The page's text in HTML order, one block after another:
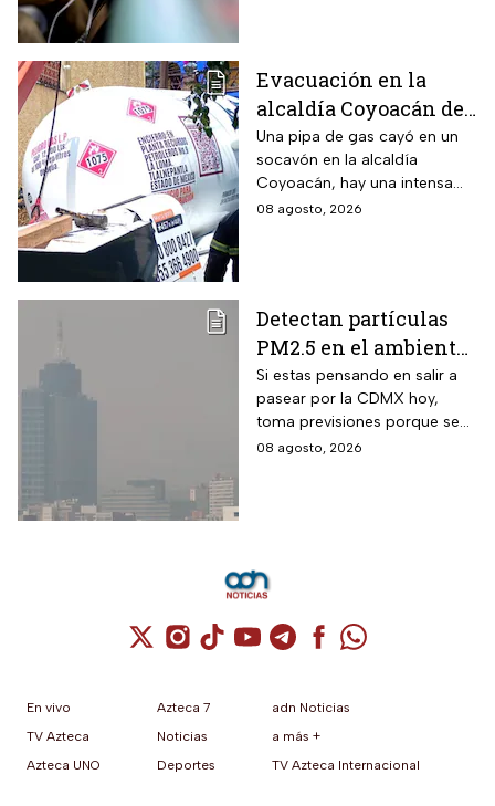
Evacuación en la
alcaldía Coyoacán de
CDMX tras caída de
una pipa en un
socavón
Una pipa de gas cayó en un
socavón en la alcaldía
Coyoacán, hay una intensa
movilización de servicios de
08 agosto, 2026
Detectan partículas
PM2.5 en el ambiente;
así esta la calidad del
aire hoy en la CDMX
Si estas pensando en salir a
pasear por la CDMX hoy,
toma previsiones porque se
detectaron partículas
08 agosto, 2026
Cuenta de X / Twitter (se abre en una
Cuenta de Instagram (se abre en una
Cuenta de TikTok (se abre en
Cuenta de YouTube (se abre
Cuenta de Telegram (se
Cuenta de
Cuenta de
En vivo
TV Azteca
Azteca UNO
Azteca 7
Noticias
Deportes
adn Noticias
a más +
TV Azteca Internacional